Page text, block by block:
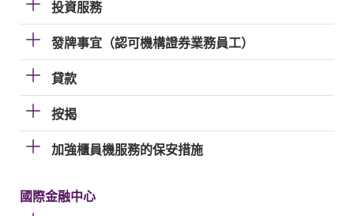
投資服務
發牌事宜（認可機構證券業務員工）
貸款
按揭
加強櫃員機服務的保安措施
國際金融中心